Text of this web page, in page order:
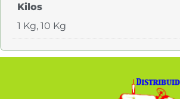
Kilos
1 Kg, 10 Kg